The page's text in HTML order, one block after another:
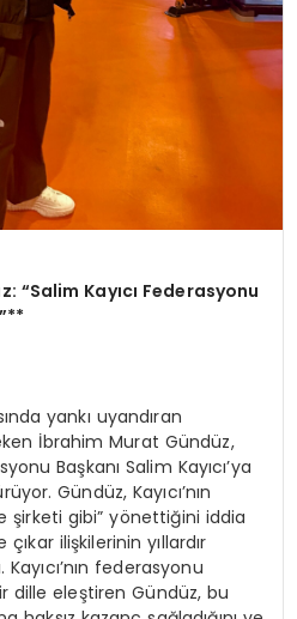
“Salim Kayıcı Federasyonu
yankı uyandıran
İbrahim Murat Gündüz,
Başkanı Salim Kayıcı’ya
Gündüz, Kayıcı’nın
şirketi gibi” yönettiğini iddia
ilişkilerinin yıllardır
federasyonu
eleştiren Gündüz, bu